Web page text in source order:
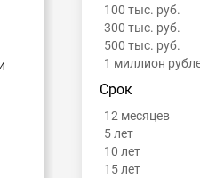
100 тыс. руб.
300 тыс. руб.
500 тыс. руб.
1 миллион
Срок
12 месяцев
5 лет
10 лет
15 лет